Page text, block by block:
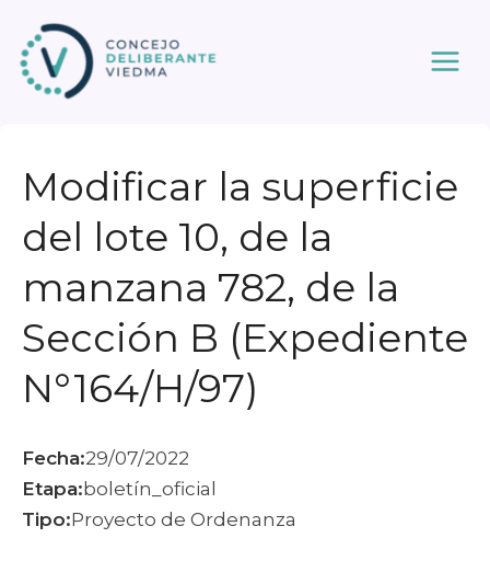
contenido
Modificar la superficie
del lote 10, de la
manzana 782, de la
Sección B (Expediente
N°164/H/97)
Fecha:29/07/2022
Etapa:boletín_oficial
Tipo:Proyecto de Ordenanza